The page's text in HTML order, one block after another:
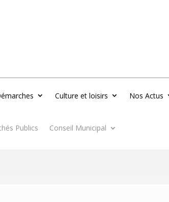
Culture et loisirs Nos Actus
Publics Conseil Municipal